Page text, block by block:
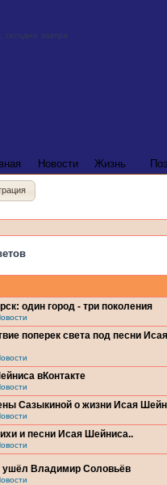
Новости Жизнь
один город - три поколения
поперек света под песни Исая
вКонтакте
Сазыкиной о жизни Исая
и песни Исая Шейниса..
ушёл Владимир Соловьёв